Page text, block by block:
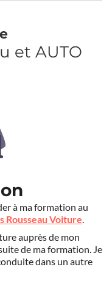
et AUTO
à ma formation au
Rousseau Voiture.
auprès de mon
de ma formation. Je
dans un autre